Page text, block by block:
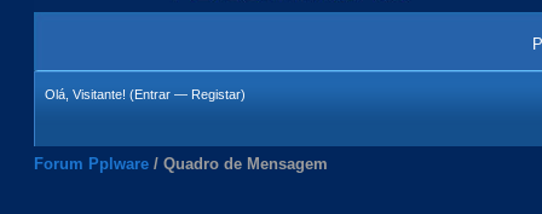
Olá, Visitante! (Entrar — Registar)
Forum Pplware / Quadro de Mensagem